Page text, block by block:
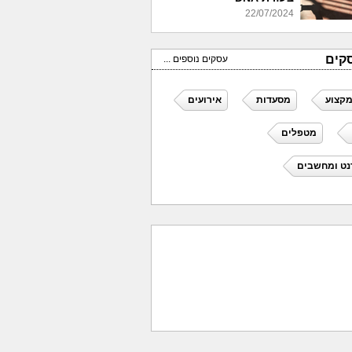
22/07/2024
עסקים נוספים ...
מסעדות אירועים
מטפלים
ומחשבים